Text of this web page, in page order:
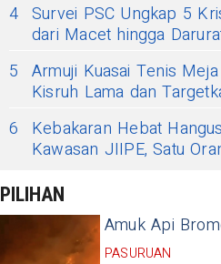
4 Survei PSC Ungkap 5
dari Macet hingga
5 Armuji Kuasai Tenis
Kisruh Lama dan
6
Kebakaran Hebat
Kawasan JIIPE, Satu
PILIHAN
Amuk Api
PASURUAN